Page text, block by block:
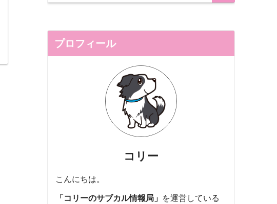
プロフィール
コリー
こんにちは。
「コリーのサブカル情報局」 を運営している